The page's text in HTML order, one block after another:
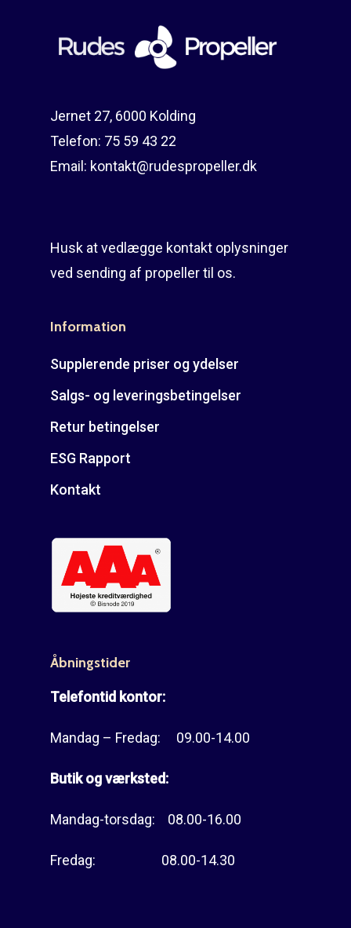
Jernet 27, 6000 Kolding
Telefon: 75 59 43 22
Email: kontakt@rudespropeller.dk
Husk at vedlægge kontakt oplysninger
ved sending af propeller til os.
Information
Supplerende priser og ydelser
Salgs- og leveringsbetingelser
Retur betingelser
ESG Rapport
Kontakt
Åbningstider
Telefontid kontor:
Mandag – Fredag: 09.00-14.00
Butik og værksted:
Mandag-torsdag: 08.00-16.00
Fredag: 08.00-14.30